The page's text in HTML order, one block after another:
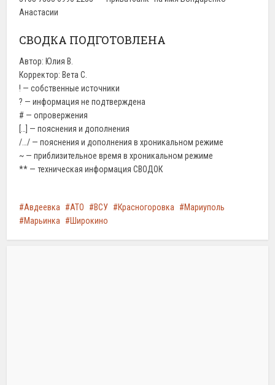
Анастасии
СВОДКА ПОДГОТОВЛЕНА
Автор: Юлия В.
Корректор: Вета С.
! — собственные источники
? — информация не подтверждена
# — опровержения
[…] — пояснения и дополнения
/…/ — пояснения и дополнения в хроникальном режиме
~ — приблизительное время в хроникальном режиме
** — техническая информация СВОДОК
Авдеевка АТО ВСУ Красногоровка
Мариуполь
Марьинка
Широкино